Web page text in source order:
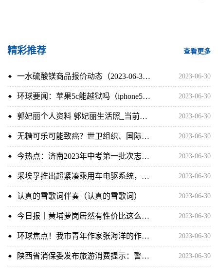
精彩推荐 查看更多
一水硫酸镁商品报价动态（2023-06-30） 2023-06-30
环球要闻：苹果5c能越狱吗（iphone5能越狱吗） 2023-06-30
郭妃丽个人资料 郭妃丽生活照_当前讯息 2023-06-30
无糖可乐可能致癌？世卫组织、国际饮料协会说法不一_环球快看 2023-06-30
今热点：济南2023年中考第一批次志愿填报流程 2023-06-30
采埃孚推出超紧凑乘用车电驱系统，并整合底盘业务 2023-06-30
认真的雪歌词伴奏（认真的雪歌词） 2023-06-30
今日报丨黄埔萝岗居然有性价比这么高的车位？不敢信 2023-06-30
环球焦点！我市青年作家张海洋的作品被《小说选刊》转载 2023-06-30
陕西省消保委发布旅游消费提示：警惕不合理低价团陷阱 天天热文 2023-06-30